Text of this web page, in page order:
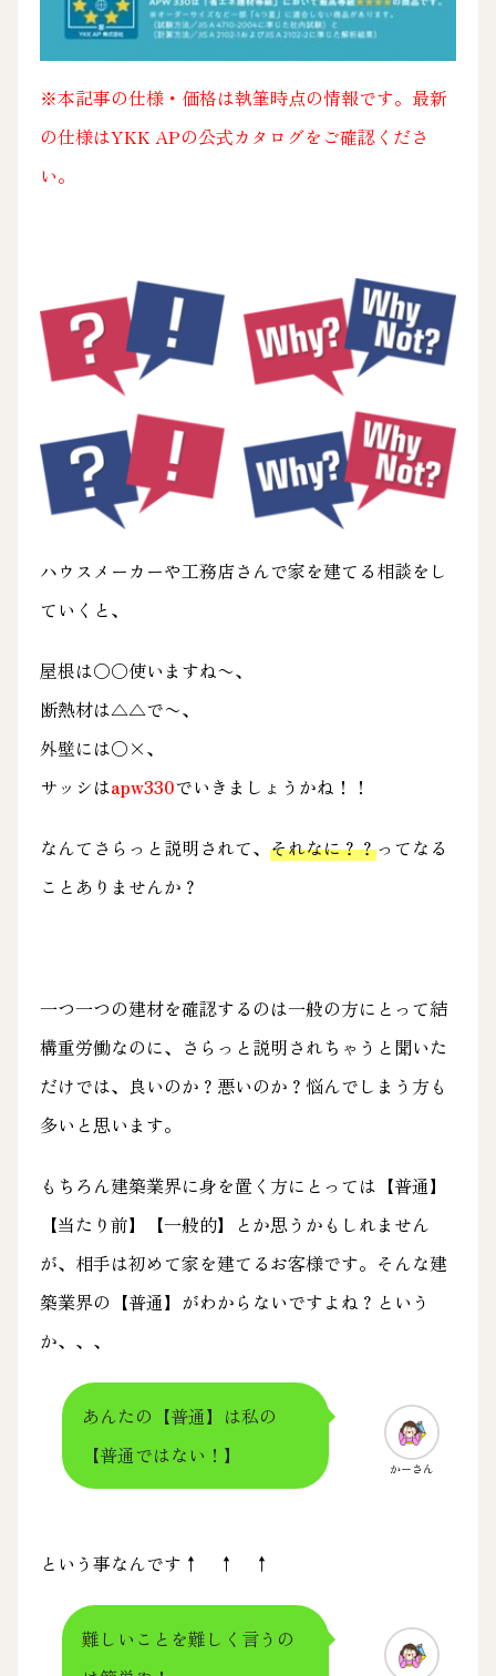
※本記事の仕様・価格は執筆時点の情報です。最新
の仕様はYKK APの公式カタログをご確認くださ
い。
ハウスメーカーや工務店さんで家を建てる相談をし
ていくと、
屋根は〇〇使いますね〜、
断熱材は△△で〜、
外壁には〇×、
サッシはapw330でいきましょうかね！！
なんてさらっと説明されて、 それなに？？ってなる
ことありませんか？
一つ一つの建材を確認するのは一般の方にとって結
構重労働なのに、さらっと説明されちゃうと聞いた
だけでは、良いのか？悪いのか？悩んでしまう方も
多いと思います。
もちろん建築業界に身を置く方にとっては【普通】
【当たり前】【一般的】とか思うかもしれません
が、相手は初めて家を建てるお客様です。そんな建
築業界の【普通】がわからないですよね？という
か、、、
あんたの【普通】は私の
【普通ではない！】
かーさん
という事なんです↑ ↑ ↑
難しいことを難しく言うの